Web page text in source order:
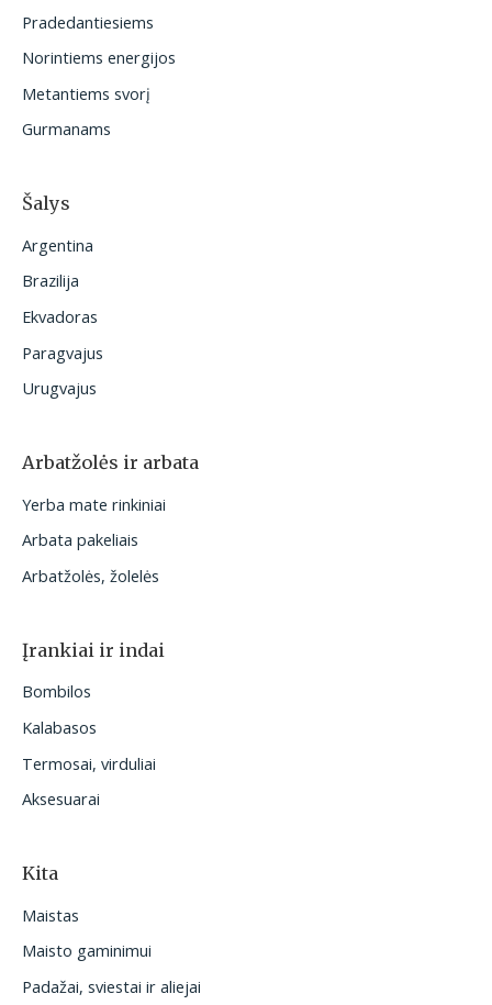
:
Pradedantiesiems
Norintiems energijos
Metantiems svorį
Gurmanams
Šalys
Argentina
Brazilija
Ekvadoras
Paragvajus
Urugvajus
Arbatžolės ir arbata
Yerba mate rinkiniai
Arbata pakeliais
Arbatžolės, žolelės
Įrankiai ir indai
Bombilos
Kalabasos
Termosai, virduliai
Aksesuarai
Kita
Maistas
Maisto gaminimui
Padažai, sviestai ir aliejai